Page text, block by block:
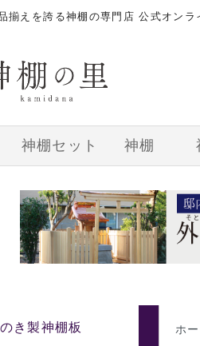
揃えを誇る神棚の専門店 公式オン
神棚セット 神棚
き製神棚板 ホ